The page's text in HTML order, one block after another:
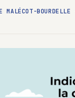
MALÉCOT-BOURDELLE